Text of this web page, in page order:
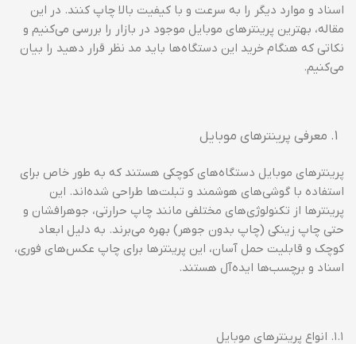
اسناد و موارد دیگر را به سرعت و با کیفیت بالا چاپ کنند. در این
مقاله، بهترین پرینترهای موبایل موجود در بازار را بررسی می‌کنیم و
نکاتی که هنگام خرید این دستگاه‌ها باید مد نظر قرار دهید را بیان
می‌کنیم.
معرفی پرینترهای موبایل
پرینترهای موبایل دستگاه‌های کوچکی هستند که به طور خاص برای
استفاده با گوشی‌های هوشمند و تبلت‌ها طراحی شده‌اند. این
پرینترها از تکنولوژی‌های مختلفی مانند چاپ حرارتی، جوهرافشان و
حتی چاپ زینکی (چاپ بدون جوهر) بهره می‌برند. به دلیل ابعاد
کوچک و قابلیت حمل آسان، این پرینترها برای چاپ عکس‌های فوری،
اسناد و برچسب‌ها ایده‌آل هستند.